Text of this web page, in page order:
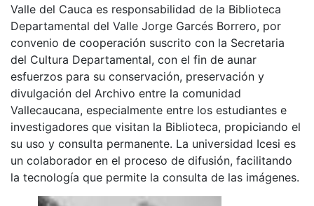
Valle del Cauca es responsabilidad de la Biblioteca
Departamental del Valle Jorge Garcés Borrero, por
convenio de cooperación suscrito con la Secretaria
del Cultura Departamental, con el fin de aunar
esfuerzos para su conservación, preservación y
divulgación del Archivo entre la comunidad
Vallecaucana, especialmente entre los estudiantes e
investigadores que visitan la Biblioteca, propiciando el
su uso y consulta permanente. La universidad Icesi es
un colaborador en el proceso de difusión, facilitando
la tecnología que permite la consulta de las imágenes.